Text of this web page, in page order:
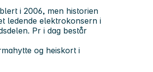
i 2006, men historien
ledende elektrokonsern i
Pr i dag består
og heiskort i